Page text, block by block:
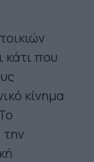
κάτι που
κίνημα
την